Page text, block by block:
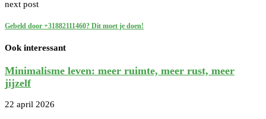
next post
Gebeld door +31882111460? Dit moet je doen!
Ook interessant
Minimalisme leven: meer ruimte, meer rust, meer
jijzelf
22 april 2026